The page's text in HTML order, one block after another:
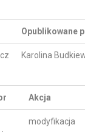
Opublikowane
Karolina
Akcja
modyfikacja